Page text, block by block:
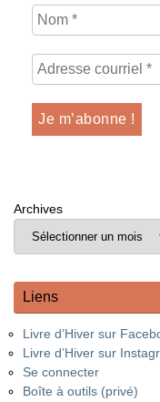
Archives
Liens
Livre d’Hiver sur
Livre d’Hiver sur
Se connecter
Boîte à outils (privé)